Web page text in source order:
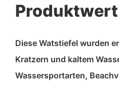
Produktwert
Diese Watstiefel wurden
Kratzern und kaltem
Wassersportarten,